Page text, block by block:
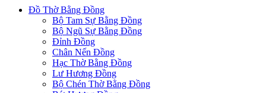
Đồ Thờ Bằng Đồng
Bộ Tam Sự Bằng Đồng
Bộ Ngũ Sự Bằng Đồng
Đỉnh Đồng
Chân Nến Đồng
Hạc Thờ Bằng Đồng
Lư Hương Đồng
Bộ Chén Thờ Bằng Đồng